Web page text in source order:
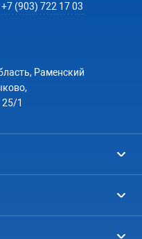
+7 (903) 722 17 03
Раменский
1